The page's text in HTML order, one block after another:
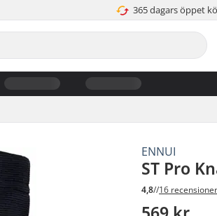
365 dagars öppet
ENNUI
ST Pro
4,8//16